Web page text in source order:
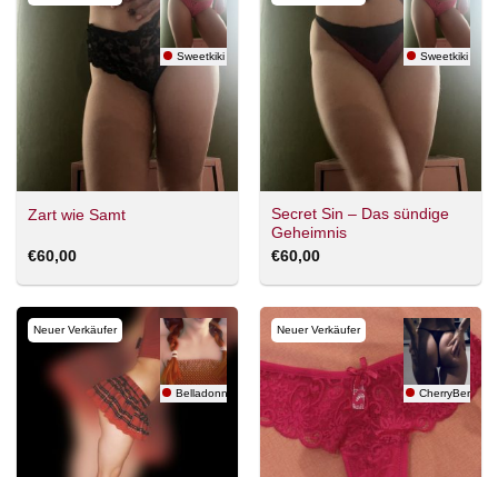
Sweetkiki
Zart wie Samt
€60,00
Sweetkiki
Secret Sin – Das sündige
Geheimnis
€60,00
Neuer Verkäufer
Belladonna
Neuer Verkäufer
CherryBerry